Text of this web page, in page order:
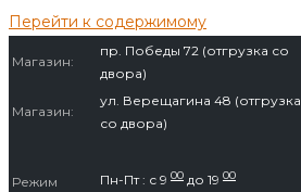
Перейти к содержимому
Магазин:
пр. Победы 72 (отгрузка со
двора)
Магазин:
ул. Верещагина 48 (отгрузка
со двора)
Режим
Пн-Пт : с 9 00 до 19 00